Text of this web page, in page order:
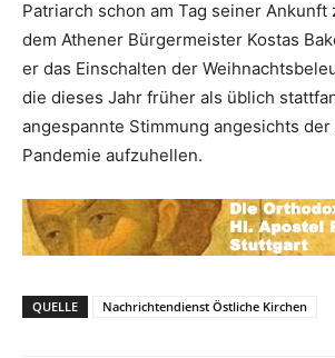
Patriarch schon am Tag seiner Ankunft
dem Athener Bürgermeister Kostas
er das Einschalten der
die dieses Jahr früher als üblich
angespannte Stimmung angesichts
Pandemie aufzuhellen.
QUELLE Nachrichtendienst Östliche Kirchen